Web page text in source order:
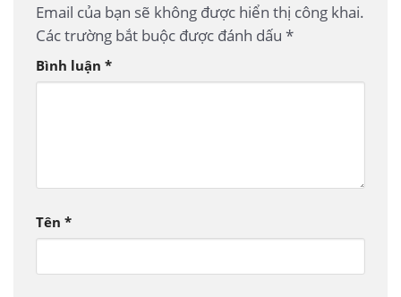
Email của bạn sẽ không được hiển thị công khai.
Các trường bắt buộc được đánh dấu *
Bình luận *
Tên *